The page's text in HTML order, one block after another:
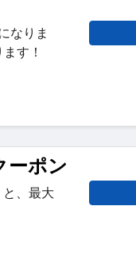
なりま
す！
ーポン
、最大